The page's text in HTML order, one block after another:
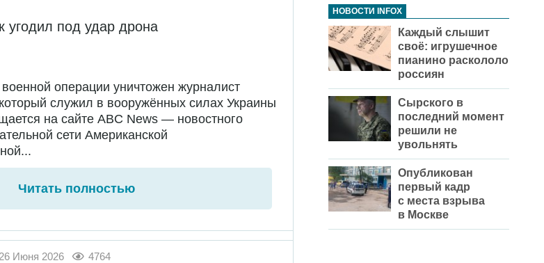
угодил под удар дрона
операции уничтожен журналист
служил в вооружённых силах Украины
на сайте ABC News — новостного
сети Американской
Читать полностью
Июня 2026 4764
НОВОСТИ INFOX
Каждый слышит
своё: игрушечное
пианино раскололо
россиян
Сырского в
последний момент
решили не
увольнять
Опубликован
первый кадр
с места взрыва
в Москве